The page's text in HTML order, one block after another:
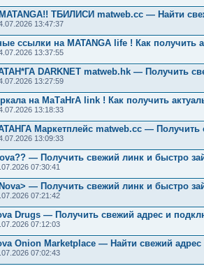
ТБИЛИСИ matweb.cc — Найти
13:47:37
ссылки на MATANGA life ! Как получить
13:37:55
DARKNET matweb.hk — Получить
13:27:59
на МаТаНгА link ! Как получить
13:18:33
Маркетплейс matweb.cc — Получить
13:09:33
— Получить свежий линк и быстро
07:30:41
— Получить свежий линк и быстро
07:21:42
Drugs — Получить свежий адрес и
07:12:03
Onion Marketplace — Найти свежий
07:02:43